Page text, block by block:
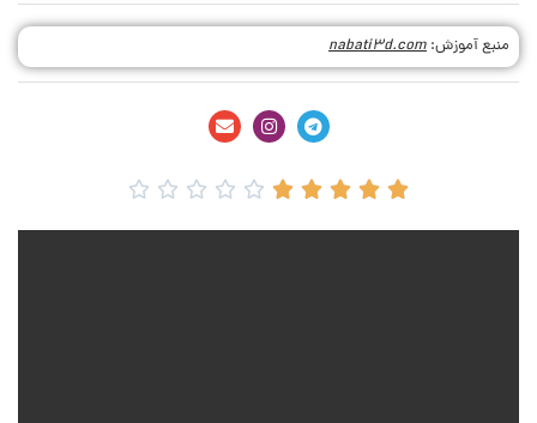
منبع آموزش: nabati3d.com









